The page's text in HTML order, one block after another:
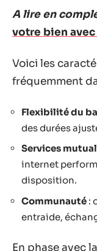
A lire en
votre bien avec
Voici les
fréquemment
Flexibilité du
des durées
Services
internet
disposition.
Communauté :
entraide,
En phase avec